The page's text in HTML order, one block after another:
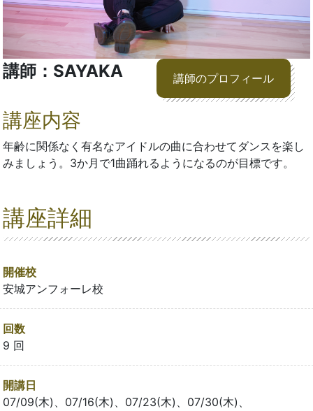
講師：SAYAKA 講師のプロフィール
講座内容
年齢に関係なく有名なアイドルの曲に合わせてダンスを楽し
みましょう。3か月で1曲踊れるようになるのが目標です。
講座詳細
開催校
安城アンフォーレ校
回数
9 回
開講日
07/09(木)、07/16(木)、07/23(木)、07/30(木)、